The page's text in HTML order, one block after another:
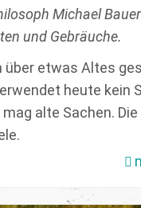
Michael
und Gebräuche.
über etwas Altes
heute kein
alte Sachen.